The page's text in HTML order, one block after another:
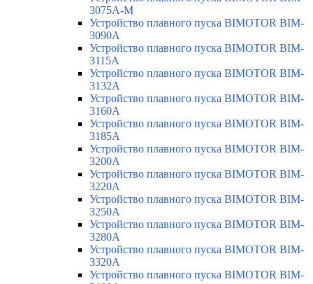
3075A-M
Устройство плавного пуска BIMOTOR BIM-
3090A
Устройство плавного пуска BIMOTOR BIM-
3115A
Устройство плавного пуска BIMOTOR BIM-
3132A
Устройство плавного пуска BIMOTOR BIM-
3160A
Устройство плавного пуска BIMOTOR BIM-
3185A
Устройство плавного пуска BIMOTOR BIM-
3200A
Устройство плавного пуска BIMOTOR BIM-
3220A
Устройство плавного пуска BIMOTOR BIM-
3250A
Устройство плавного пуска BIMOTOR BIM-
3280A
Устройство плавного пуска BIMOTOR BIM-
3320A
Устройство плавного пуска BIMOTOR BIM-